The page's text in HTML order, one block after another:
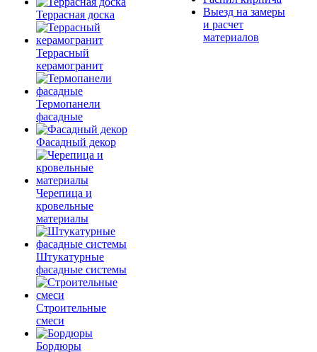
Террасная доска
Террасный
керамогранит
Термопанели
фасадные
Фасадный декор
Черепица и
кровельные
материалы
Штукатурные
фасадные системы
Строительные
смеси
Бордюры
Выезд на замеры
и расчет
материалов